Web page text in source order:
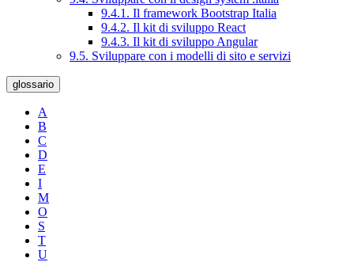
9.4.1. Il framework Bootstrap Italia
9.4.2. Il kit di sviluppo React
9.4.3. Il kit di sviluppo Angular
9.5. Sviluppare con i modelli di sito e servizi
glossario
A
B
C
D
E
I
M
O
S
T
U